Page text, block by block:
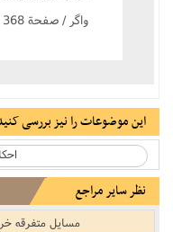
واگر / صفحة 368 /
این موضوعات را نیز بررسی
نظر سایر مراجع
مسایل متفرقه